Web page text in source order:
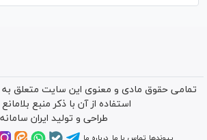
تمامی حقوق مادی و معنوی این سایت متعلق به
استفاده از آن با ذکر منبع
طراحی و تولید ایران سامانه
پیوندها تماس با ما درباره ما